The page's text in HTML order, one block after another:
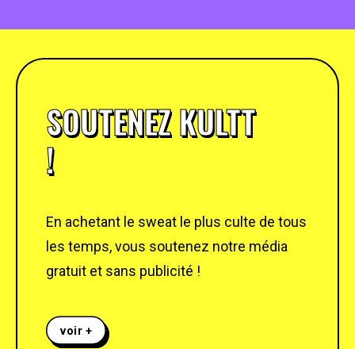
SOUTENEZ KULTT
!
En achetant le sweat le plus culte de tous
les temps, vous soutenez notre média
gratuit et sans publicité !
voir +